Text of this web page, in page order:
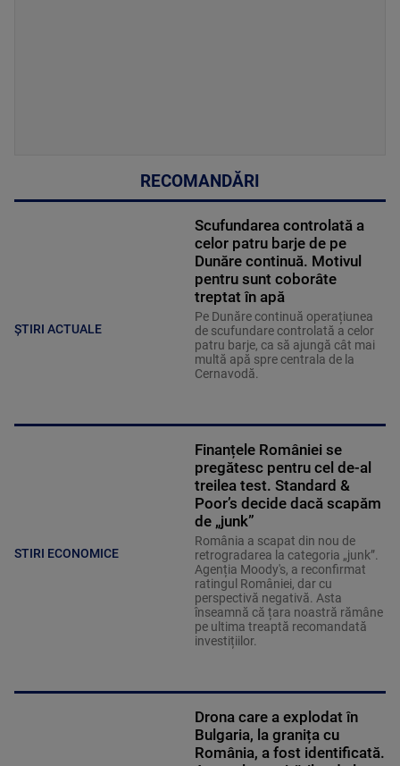
RECOMANDĂRI
ȘTIRI ACTUALE
Scufundarea controlată a
celor patru barje de pe
Dunăre continuă. Motivul
pentru sunt coborâte
treptat în apă
Pe Dunăre continuă operațiunea
de scufundare controlată a celor
patru barje, ca să ajungă cât mai
multă apă spre centrala de la
Cernavodă.
STIRI ECONOMICE
Finanțele României se
pregătesc pentru cel de-al
treilea test. Standard &
Poor’s decide dacă scapăm
de „junk”
România a scapat din nou de
retrogradarea la categoria „junk”.
Agenția Moody's, a reconfirmat
ratingul României, dar cu
perspectivă negativă. Asta
înseamnă că țara noastră rămâne
pe ultima treaptă recomandată
investițiilor.
Drona care a explodat în
Bulgaria, la granița cu
România, a fost identificată.